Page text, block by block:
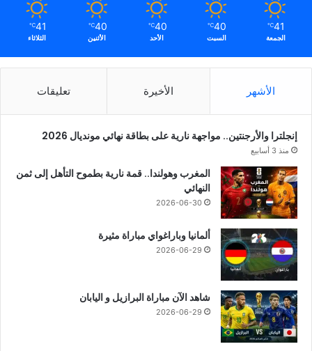
41
℃
الجمعة
40
℃
السبت
40
℃
الأحد
40
℃
الأثنين
41
℃
الثلاثاء
الأشهر الأخيرة تعليقات
إنجلترا والأرجنتين.. مواجهة نارية على بطاقة نهائي مونديال 2026
منذ 3 أسابيع
المغرب وهولندا.. قمة نارية بطموح التأهل إلى ثمن
النهائي
2026-06-30
ألمانيا وباراغواي مباراة مثيرة
2026-06-29
شاهد الآن مباراة البرازيل و اليابان
2026-06-29